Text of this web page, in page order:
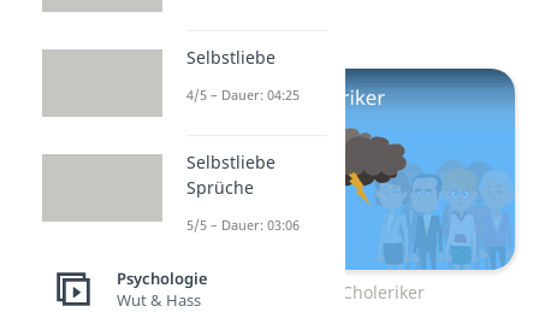
Choleriker
Zum Video: Choleriker
Selbstliebe
4/5 – Dauer: 04:25
Selbstliebe
Sprüche
5/5 – Dauer: 03:06
Psychologie
Wut & Hass